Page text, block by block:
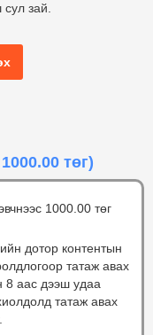
зай.
төг)
1000.00 төг
дотор контентын
татаж авах
8 аас дээш удаа
татаж авах